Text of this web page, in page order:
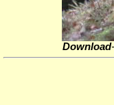
Download